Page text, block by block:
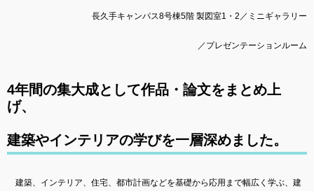
長久手キャンパス8号棟5階 製図室1・2／ミニギャラリー
／プレゼンテーションルーム
4年間の集大成として作品・論文をまとめ上
げ、
建築やインテリアの学びを一層深めました。
建築、インテリア、住宅、都市計画などを基礎から応用まで幅広く学ぶ、建